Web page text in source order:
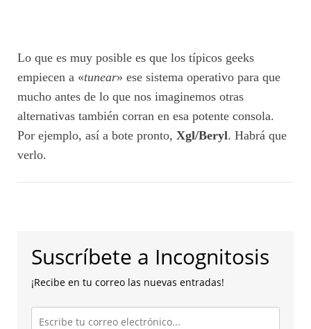
Lo que es muy posible es que los típicos geeks
empiecen a «tunear» ese sistema operativo para que
mucho antes de lo que nos imaginemos otras
alternativas también corran en esa potente consola.
Por ejemplo, así a bote pronto, Xgl/Beryl. Habrá que
verlo.
Suscríbete a Incognitosis
¡Recibe en tu correo las nuevas entradas!
Escribe